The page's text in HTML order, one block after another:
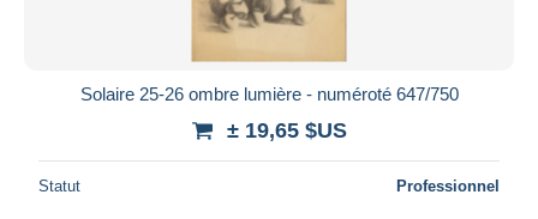
Solaire 25-26 ombre lumière - numéroté 647/750
± 19,65 $US
Statut Professionnel